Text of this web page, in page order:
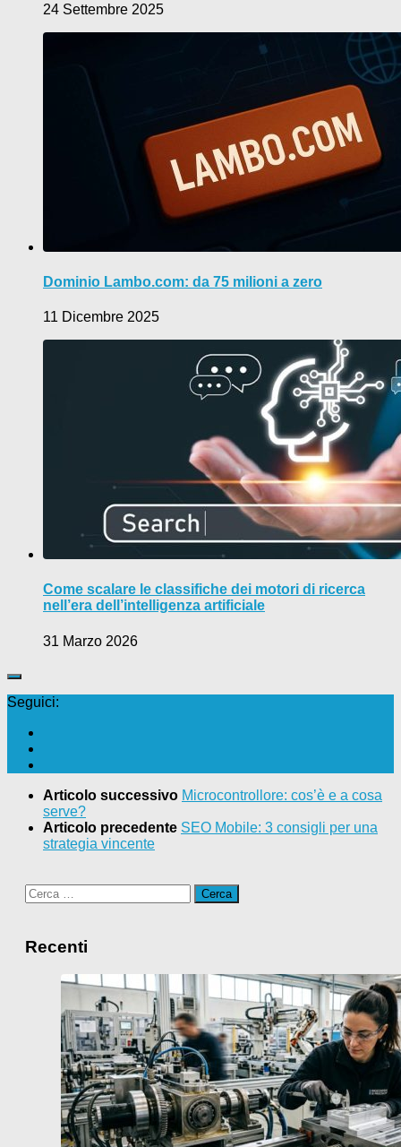
24 Settembre 2025
Dominio Lambo.com: da 75 milioni a zero
11 Dicembre 2025
Come scalare le classifiche dei motori di ricerca
nell’era dell’intelligenza artificiale
31 Marzo 2026
Seguici:
Articolo successivo Microcontrollore: cos’è e a cosa
serve?
Articolo precedente SEO Mobile: 3 consigli per una
strategia vincente
Ricerca
per:
Recenti